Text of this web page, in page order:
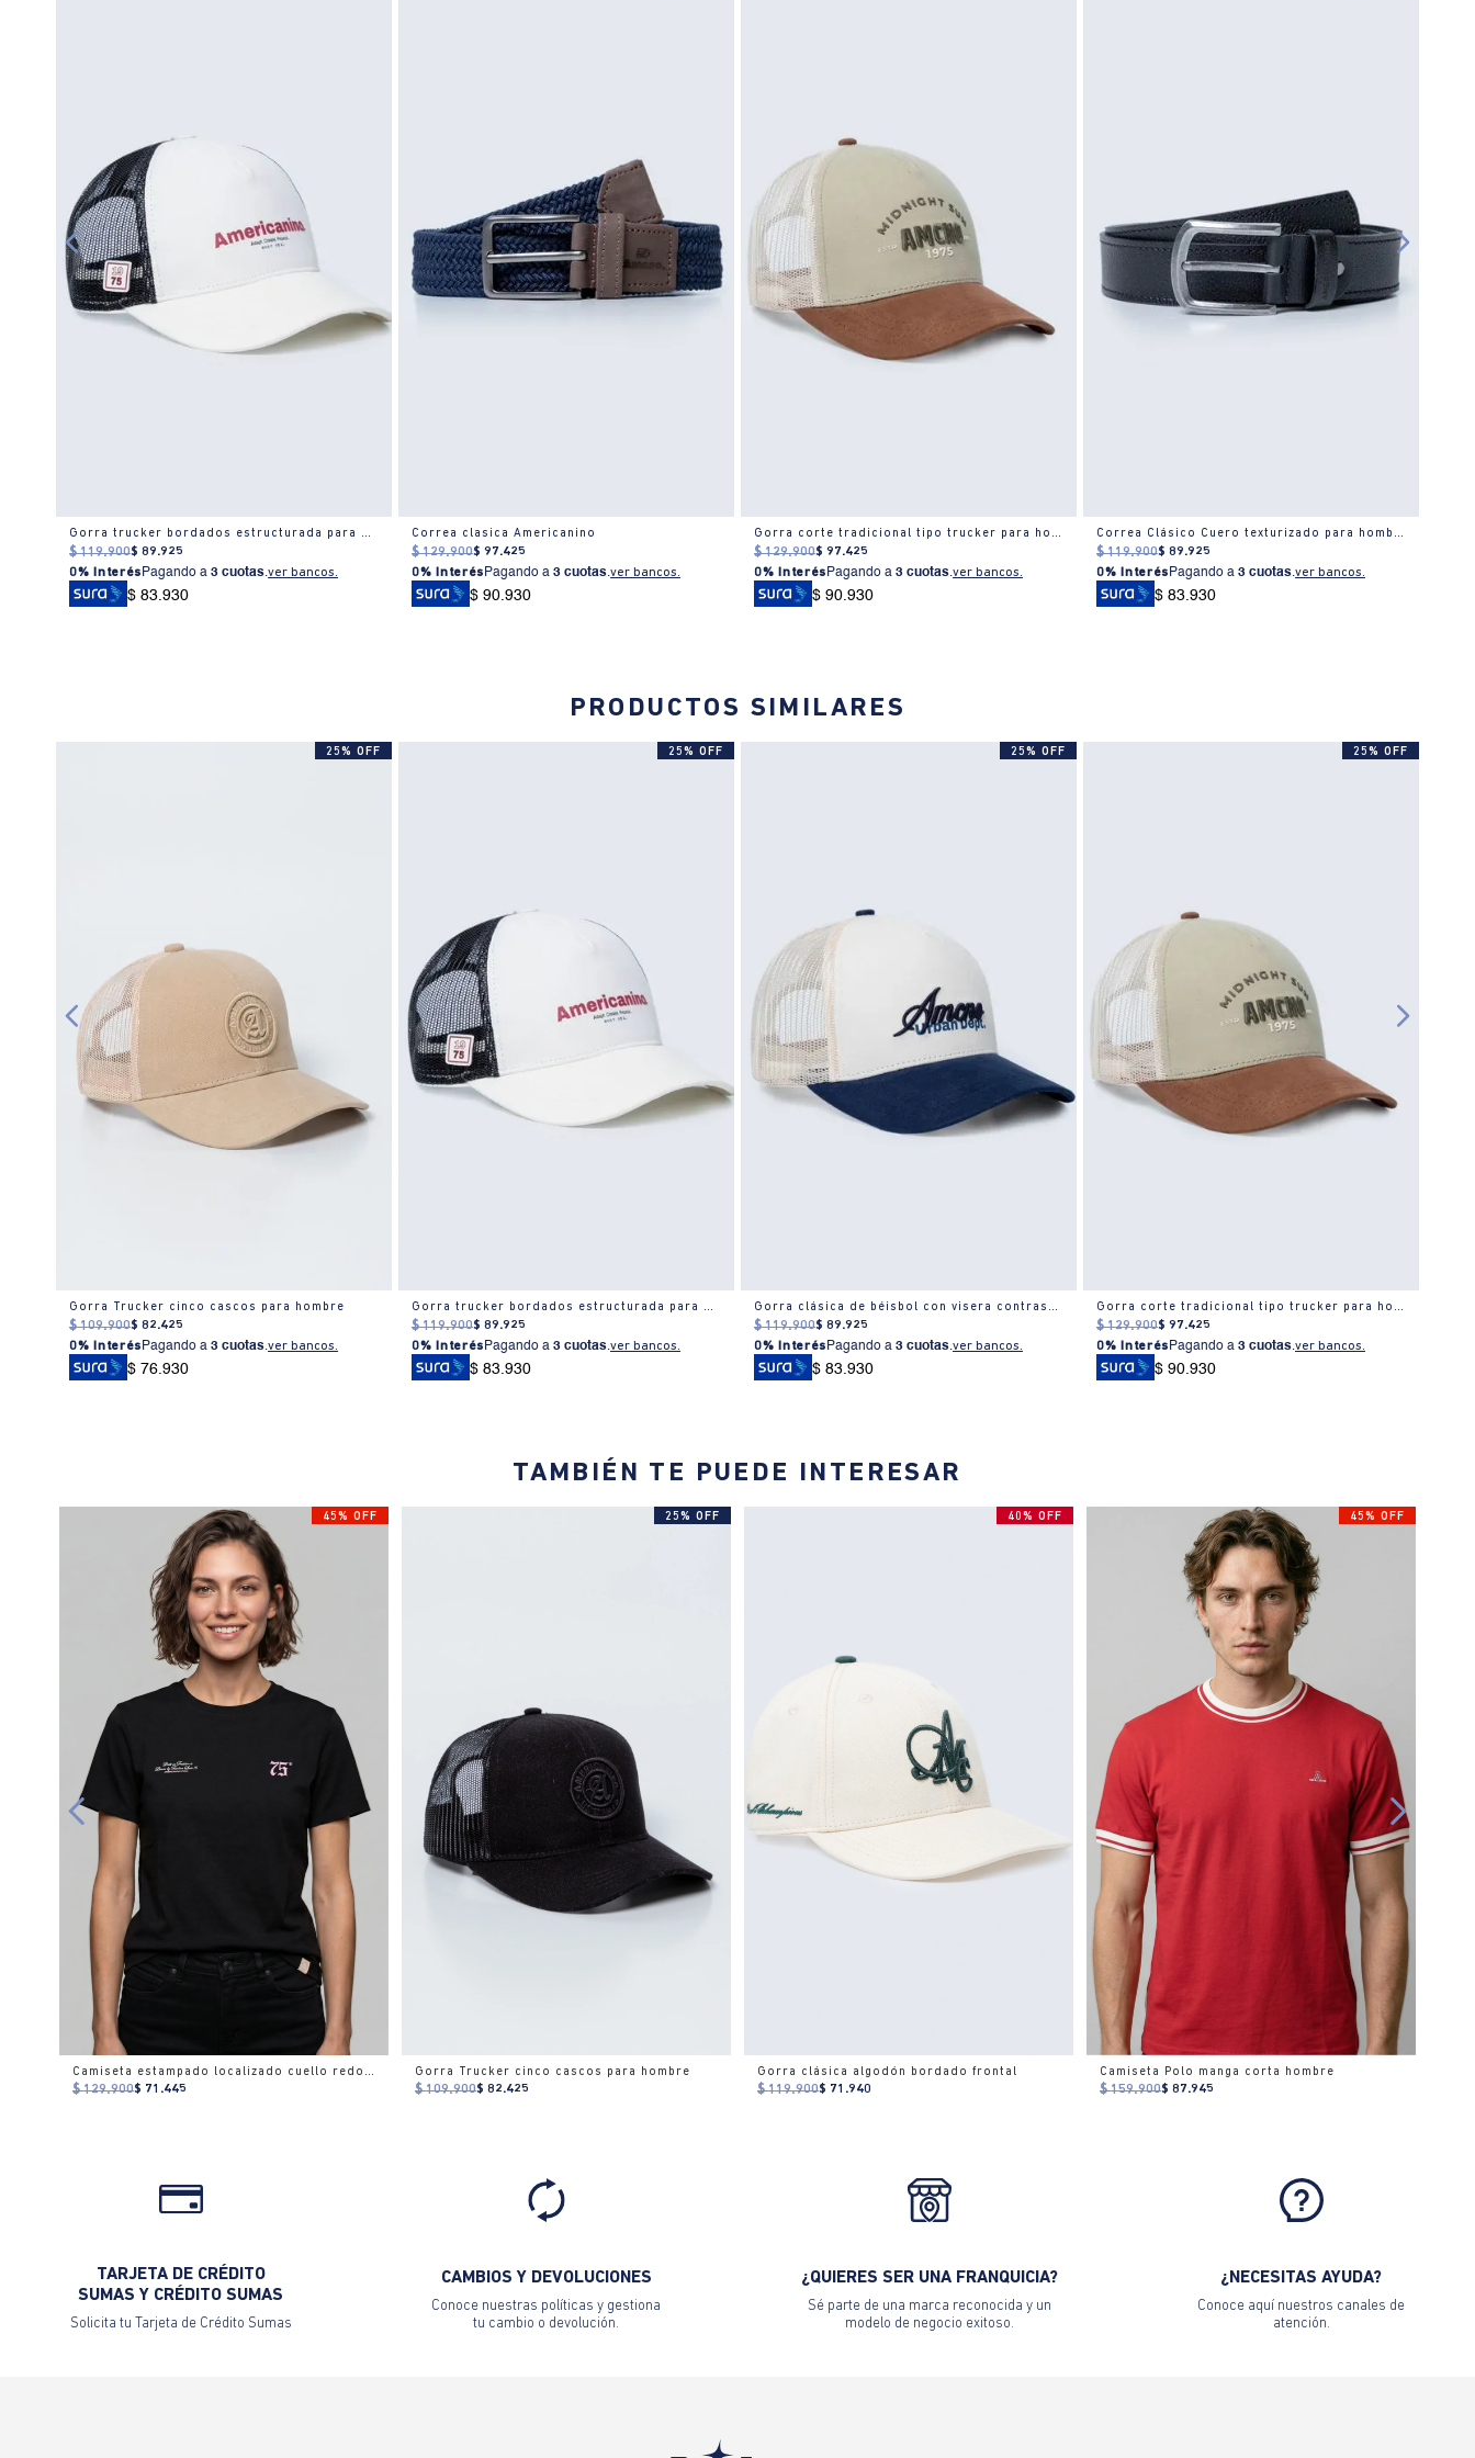
Gorra trucker bordados estructurada para hombre
$ 119.900$ 89.925
0% Interés Pagando a3 cuotas.ver bancos.
$ 83.930
Correa clasica Americanino
$ 129.900$ 97.425
0% Interés Pagando a3 cuotas.ver bancos.
$ 90.930
Gorra corte tradicional tipo trucker para hombre
$ 129.900$ 97.425
0% Interés Pagando a3 cuotas.ver bancos.
$ 90.930
Correa Clásico Cuero texturizado para hombre
$ 119.900$ 89.925
0% Interés Pagando a3 cuotas.ver bancos.
$ 83.930
PRODUCTOS SIMILARES
25% OFF
Gorra Trucker cinco cascos para hombre
$ 109.900$ 82.425
0% Interés Pagando a3 cuotas.ver bancos.
$ 76.930
25% OFF
Gorra trucker bordados estructurada para hombre
$ 119.900$ 89.925
0% Interés Pagando a3 cuotas.ver bancos.
$ 83.930
25% OFF
Gorra clásica de béisbol con visera contrastante para hombre
$ 119.900$ 89.925
0% Interés Pagando a3 cuotas.ver bancos.
$ 83.930
25% OFF
Gorra corte tradicional tipo trucker para hombre
$ 129.900$ 97.425
0% Interés Pagando a3 cuotas.ver bancos.
$ 90.930
TAMBIÉN TE PUEDE INTERESAR
45% OFF
Camiseta estampado localizado cuello redondo para mujer
$ 129.900$ 71.445
25% OFF
Gorra Trucker cinco cascos para hombre
$ 109.900$ 82.425
40% OFF
Gorra clásica algodón bordado frontal
$ 119.900$ 71.940
45% OFF
Camiseta Polo manga corta hombre
$ 159.900$ 87.945
TARJETA DE CRÉDITO
SUMAS Y CRÉDITO SUMAS
Solicita tu Tarjeta de Crédito Sumas
CAMBIOS Y DEVOLUCIONES
Conoce nuestras políticas y gestiona
tu cambio o devolución.
¿QUIERES SER UNA FRANQUICIA?
Sé parte de una marca reconocida y un
modelo de negocio exitoso.
¿NECESITAS AYUDA?
Conoce aquí nuestros canales de
atención.